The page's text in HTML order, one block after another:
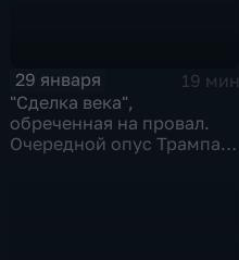
29 января
19 мин
"Сделка века",
обреченная на провал.
Очередной опус Трампа.